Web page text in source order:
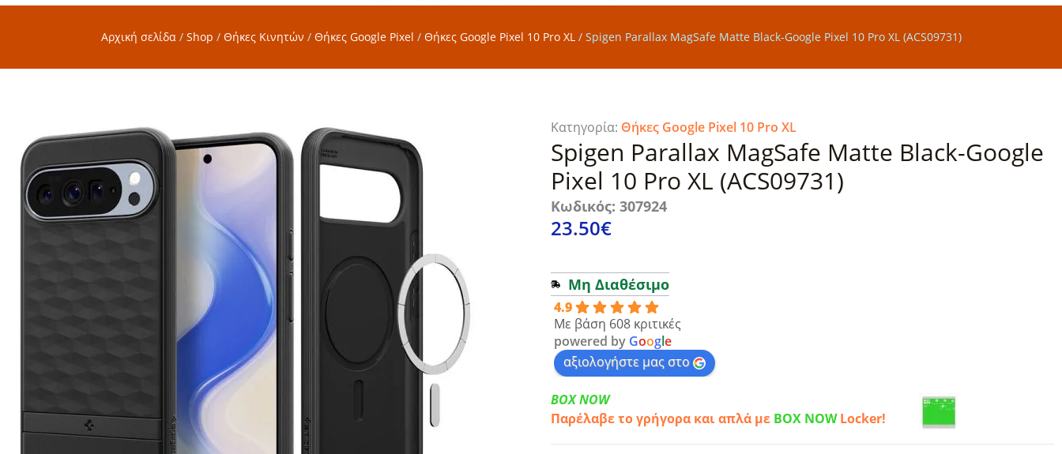
Αρχική σελίδα/ Shop / Θήκες Κινητών / Θήκες Google Pixel / Θήκες Google Pixel 10 Pro XL/ Spigen Parallax MagSafe Matte Black-Google Pixel 10 Pro XL (ACS09731)
Κατηγορία: Θήκες Google Pixel 10 Pro XL
Spigen Parallax MagSafe Matte Black-Google
Pixel 10 Pro XL (ACS09731)
Κωδικός: 307924
23.50€
Μη Διαθέσιμο
4.9
Με βάση 608 κριτικές
powered by Google
αξιολογήστε μας στο
BOX NOW
Παρέλαβε το γρήγορα και απλά με BOX NOWLocker!